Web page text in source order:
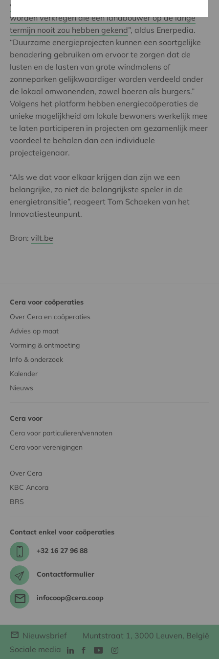
voordeel worden behaald en waardevolle kennis
worden verkregen die een landbouwer op de lange
termijn nooit zou hebben gekend”, aldus Enerpedia.
“Duurzame energieprojecten kunnen een soortgelijke
benadering gebruiken om ervoor te zorgen dat de
lusten en de lasten van grote windmolens of
zonneparken gelijkwaardiger worden verdeeld onder
de lokaal omwonenden, zowel boeren als burgers.”
Volgens het platform hebben energiecoöperaties de
unieke mogelijkheid om lokale bewoners werkelijk mee
te laten participeren in projecten om gezamenlijk meer
voordeel te behalen dan een individuele
projecteigenaar.
“Als we dat voor elkaar krijgen dan zijn we een
belangrijke, zo niet de belangrijkste speler in de
energietransitie”, reageert Tom Schaeken van het
Innovatiesteunpunt.
Bron: vilt.be
Cera voor coöperaties
Over Cera en coöperaties
Advies op maat
Vorming & ontmoeting
Info & onderzoek
Kalender
Nieuws
Cera voor
Cera voor particulieren/vennoten
Cera voor verenigingen
Over Cera
KBC Ancora
BRS
Contact enkel voor coöperaties
+32 16 27 96 88
Contactformulier
infocoop@cera.coop
Nieuwsbrief
Muntstraat 1, 3000 Leuven, België
Sociale media